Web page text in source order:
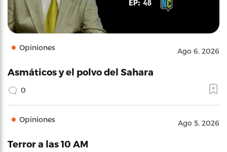
Opiniones Ago 6, 2026
Asmáticos y el polvo del Sahara
0
Opiniones Ago 5, 2026
Terror a las 10 AM